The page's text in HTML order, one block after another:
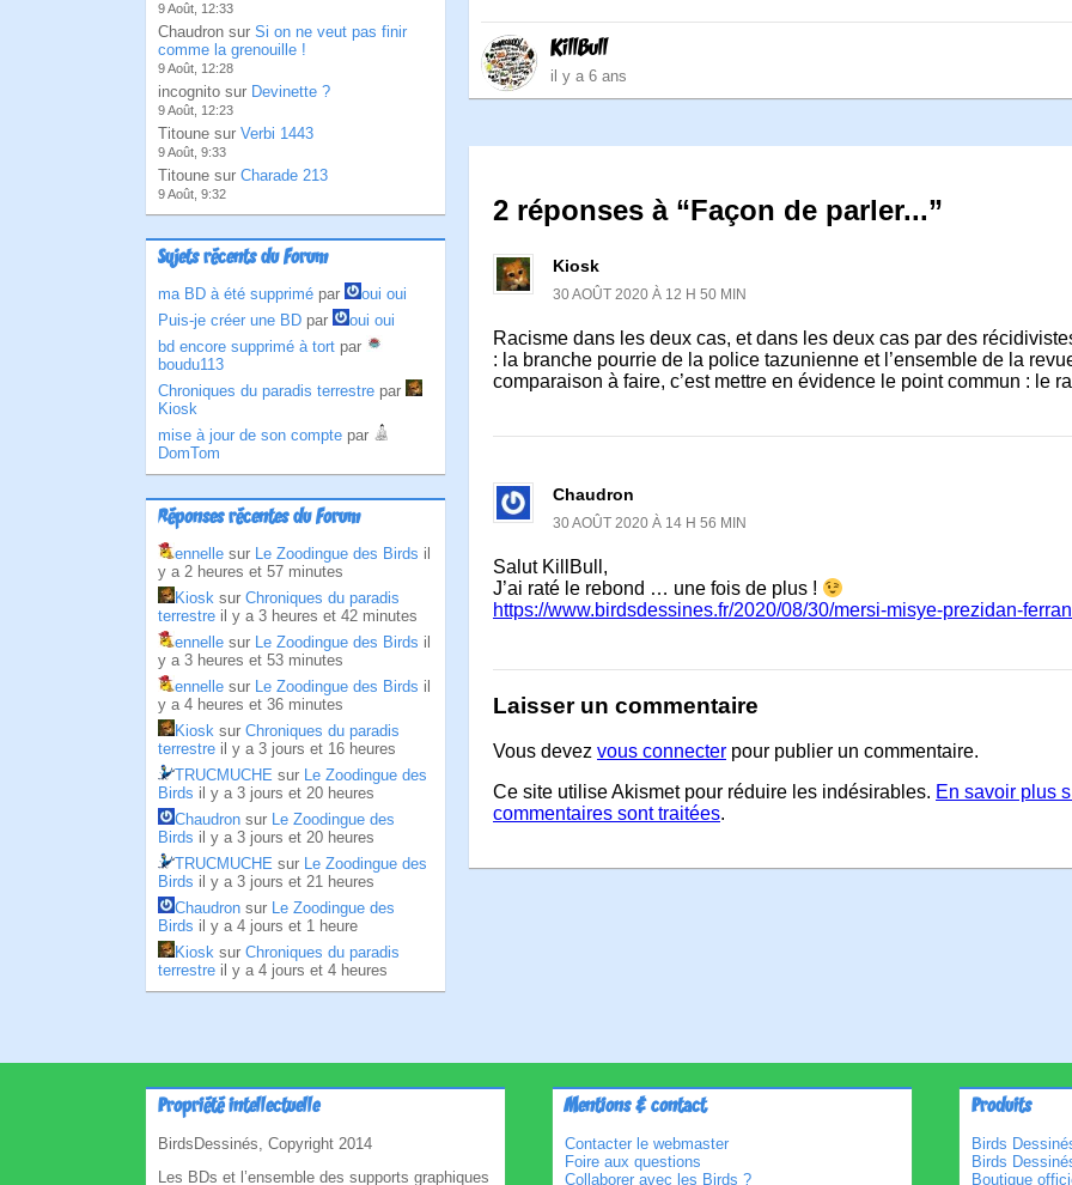
9 Août, 12:33
Chaudron sur Si on ne veut pas finir
comme la grenouille !
9 Août, 12:28
incognito sur Devinette ?
9 Août, 12:23
Titoune sur Verbi 1443
9 Août, 9:33
Titoune sur Charade 213
9 Août, 9:32
Sujets récents du Forum
ma BD à été supprimé par
oui oui
Puis-je créer une BD par
oui oui
bd encore supprimé à tort par
boudu113
Chroniques du paradis terrestre par
Kiosk
mise à jour de son compte par
DomTom
Réponses récentes du Forum
ennelle sur Le Zoodingue des Birds il
y a 2 heures et 57 minutes
Kiosk sur Chroniques du paradis
terrestre il y a 3 heures et 42 minutes
ennelle sur Le Zoodingue des Birds il
y a 3 heures et 53 minutes
ennelle sur Le Zoodingue des Birds il
y a 4 heures et 36 minutes
Kiosk sur Chroniques du paradis
terrestre il y a 3 jours et 16 heures
TRUCMUCHE sur Le Zoodingue des
Birds il y a 3 jours et 20 heures
Chaudron sur Le Zoodingue des
Birds il y a 3 jours et 20 heures
TRUCMUCHE sur Le Zoodingue des
Birds il y a 3 jours et 21 heures
Chaudron sur Le Zoodingue des
Birds il y a 4 jours et 1 heure
Kiosk sur Chroniques du paradis
terrestre il y a 4 jours et 4 heures
KillBull
il y a 6 ans
2 réponses à “Façon de parler...”
Kiosk
30 AOÛT 2020 À 12 H 50 MIN
Racisme dans les deux cas, et dans les deux cas par des
: la branche pourrie de la police tazunienne et l’ensemble de la
comparaison à faire, c’est mettre en évidence le point commun : le
Chaudron
30 AOÛT 2020 À 14 H 56 MIN
Salut KillBull,
J’ai raté le rebond … une fois de plus !
https://www.birdsdessines.fr/2020/08/30/mersi-misye-prezidan-
Laisser un commentaire
Vous devez vous connecter pour publier un commentaire.
Ce site utilise Akismet pour réduire les indésirables. En savoir plus
commentaires sont traitées.
Propriété intellectuelle
BirdsDessinés, Copyright 2014
Les BDs et l’ensemble des supports graphiques
Mentions & contact
Contacter le webmaster
Foire aux questions
Collaborer avec les Birds ?
Produits
Birds
Birds
Boutique